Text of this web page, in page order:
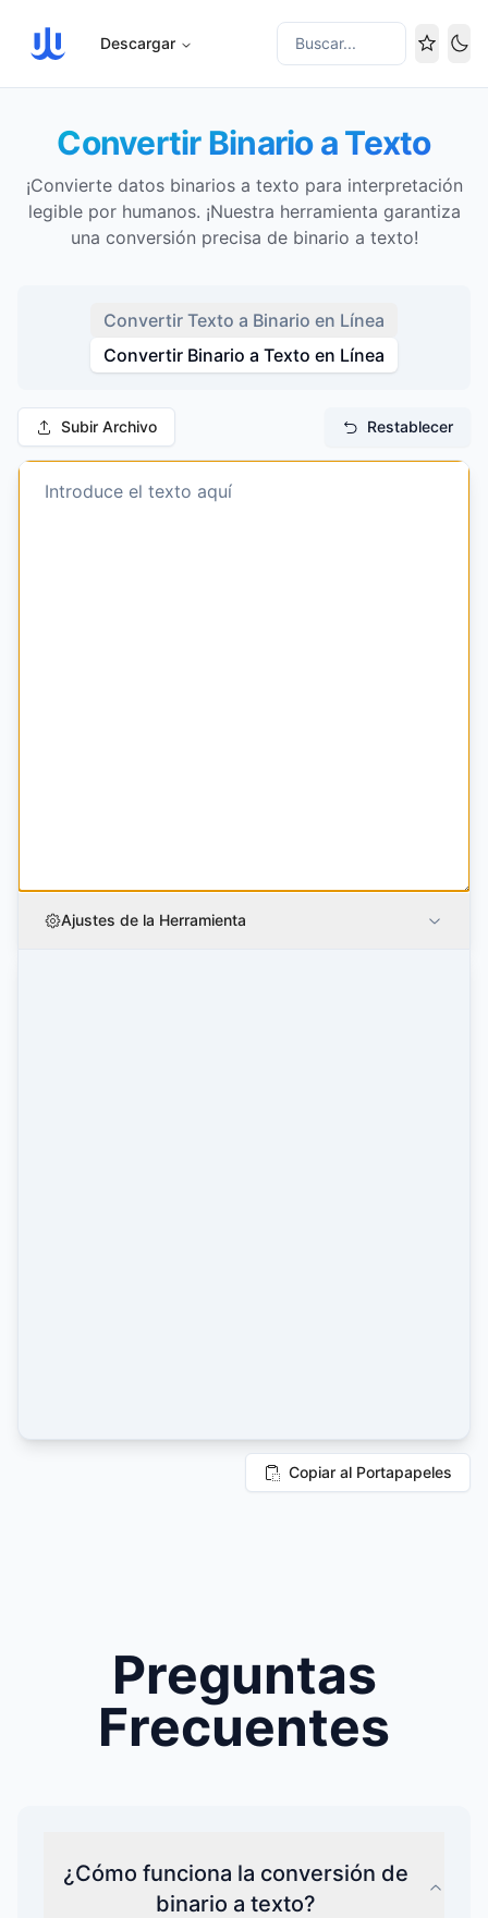
Descargar Buscar...
Convertir Binario a Texto
¡Convierte datos binarios a texto para interpretación
legible por humanos. ¡Nuestra herramienta garantiza
una conversión precisa de binario a texto!
Convertir Texto a Binario en Línea
Convertir Binario a Texto en Línea
Subir Archivo Restablecer
Ajustes de la Herramienta
Copiar al Portapapeles
Preguntas
Frecuentes
¿Cómo funciona la conversión de
binario a texto?